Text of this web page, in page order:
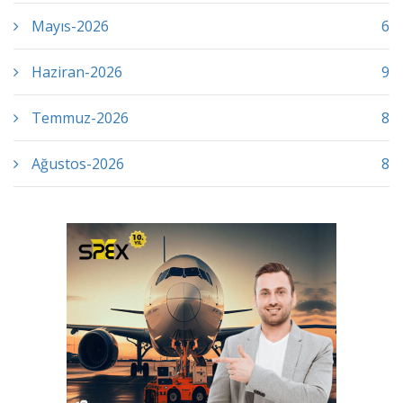
Mayıs-2026 6
Haziran-2026 9
Temmuz-2026 8
Ağustos-2026 8